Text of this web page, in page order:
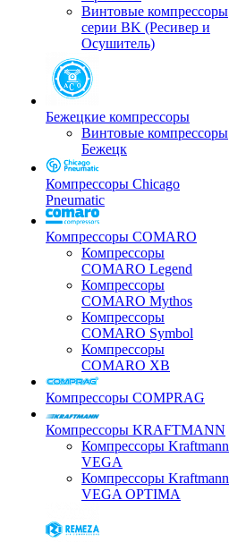
Винтовые компрессоры
серии BK (Ресивер и
Осушитель)
Бежецкие компрессоры
Винтовые компрессоры
Бежецк
Компрессоры Chicago
Pneumatic
Компрессоры COMARO
Компрессоры
COMARO Legend
Компрессоры
COMARO Mythos
Компрессоры
COMARO Symbol
Компрессоры
COMARO XB
Компрессоры COMPRAG
Компрессоры KRAFTMANN
Компрессоры Kraftmann
VEGA
Компрессоры Kraftmann
VEGA OPTIMA